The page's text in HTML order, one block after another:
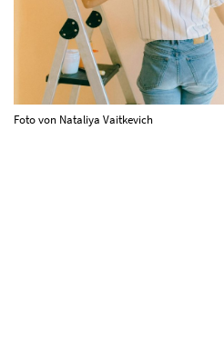
Foto von Nataliya Vaitkevich